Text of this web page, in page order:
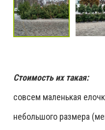
Стоимость их такая:
совсем маленькая
небольшого размера